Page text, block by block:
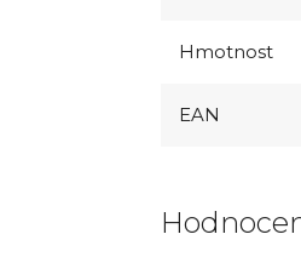
Hmotnost
EAN